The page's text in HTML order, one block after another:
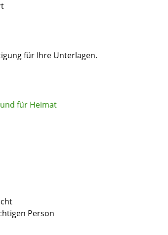
für Ihre Unterlagen.
für Heimat
Person